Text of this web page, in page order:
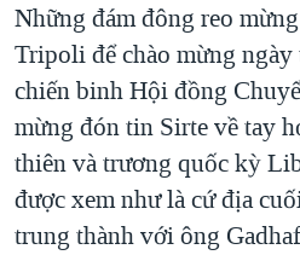
Những đám đông reo
Tripoli để chào mừng ngày
chiến binh Hội đồng
mừng đón tin Sirte về tay
thiên và trương quốc kỳ
được xem như là cứ địa
trung thành với ông